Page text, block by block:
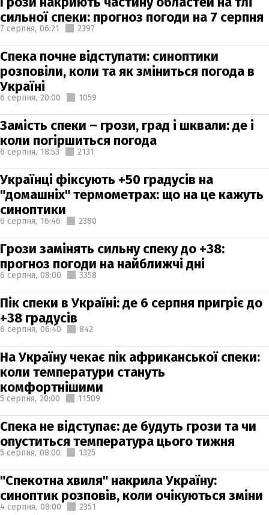
сильної спеки: прогноз погоди на 7 серпня
7 серпня, 06:21 2397
Спека почне відступати: синоптики
розповіли, коли та як зміниться погода в
Україні
6 серпня, 20:00 1059
Замість спеки – грози, град і шквали: де і
коли погіршиться погода
6 серпня, 18:53 2131
Українці фіксують +50 градусів на
"домашніх" термометрах: що на це кажуть
синоптики
6 серпня, 16:46 2380
Грози замінять сильну спеку до +38:
прогноз погоди на найближчі дні
6 серпня, 08:00 3358
Пік спеки в Україні: де 6 серпня пригріє до
+38 градусів
6 серпня, 06:40 842
На Україну чекає пік африканської спеки:
коли температури стануть
комфортнішими
5 серпня, 20:00 11509
Спека не відступає: де будуть грози та чи
опуститься температура цього тижня
5 серпня, 08:00 1325
"Спекотна хвиля" накрила Україну:
синоптик розповів, коли очікуються зміни
4 серпня, 08:00 2351